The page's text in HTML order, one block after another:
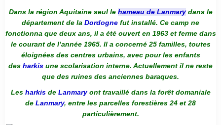
Dans la région Aquitaine seul le hameau de Lanmarydans le
département de la Dordogne fut installé. Ce camp ne
fonctionna que deux ans, il a été ouvert en 1963 et ferme dans
le courant de l’année 1965. Il a concerné 25 familles, toutes
éloignées des centres urbains, avec pour les enfants
des harkis une scolarisation interne. Actuellement il ne reste
que des ruines des anciennes baraques.
Les harkis de Lanmaryont travaillé dans la forêt domaniale
de Lanmary, entre les parcelles forestières 24 et 28
particulièrement.